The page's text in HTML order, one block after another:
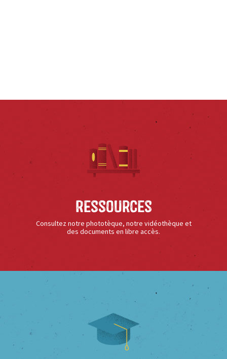
Ressources
Consultez notre phototèque, notre vidéothèque et
des documents en libre accès.